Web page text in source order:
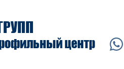
центр